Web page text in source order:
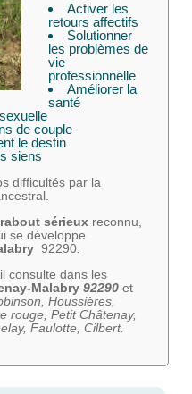
Activer les
retours affectifs
Solutionner
les problèmes de
vie
professionnelle
Améliorer la
santé
de couple
le destin
siens
difficultés par la
sérieuxreconnu,
se développe
92290.
consulte dans les
Malabry 92290 et
Houssières,
rouge, Petit Châtenay,
Faulotte, Cilbert.